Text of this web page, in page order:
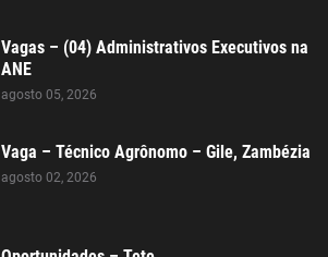
Vagas – (04) Administrativos Executivos na
ANE
agosto 05, 2026
Vaga – Técnico Agrônomo – Gile, Zambézia
agosto 02, 2026